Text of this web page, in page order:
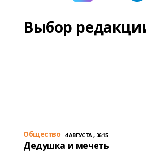
Выбор
Общество 4 АВГУСТА , 06:15
Дедушка и мечеть